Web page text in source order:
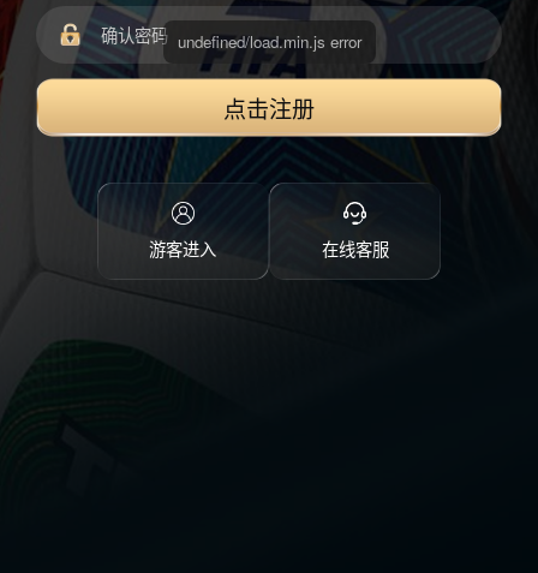
点击注册
游客进入 在线客服